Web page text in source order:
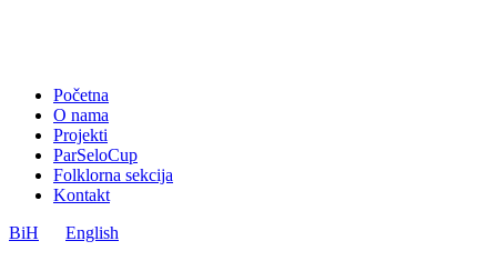
Početna
O nama
Projekti
ParSeloCup
Folklorna sekcija
Kontakt
BiH
English